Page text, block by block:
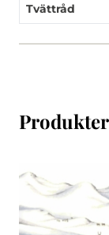
Tvättråd